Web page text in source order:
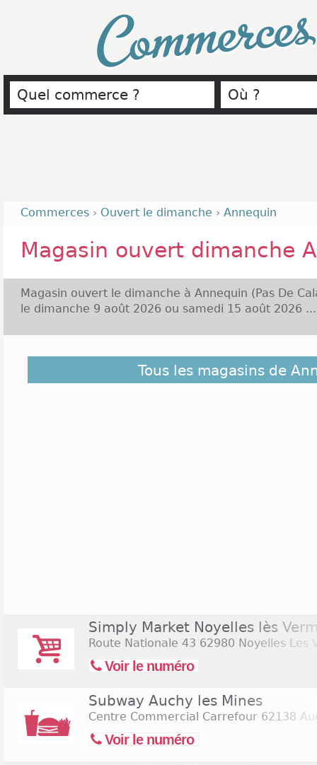
Commerces › Ouvert le dimanche › Annequin
Magasin ouvert dimanche
Magasin ouvert le dimanche à Annequin (Pas De
le dimanche 9 août 2026 ou samedi 15 août 2026 ...
Découvrez dans la liste ci-dessous les magasins
et ceux situés à proximité. Ils sont classés du
Tous les magasins de
Simply Market Noyelles lès
Route Nationale 43 62980 Noyelles Les
Voir le numéro
Subway Auchy les Mines
Centre Commercial Carrefour 62138
Voir le numéro